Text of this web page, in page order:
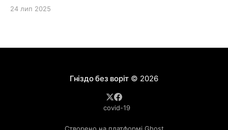
24 лип 2025
Гніздо без воріт © 2026
covid-19